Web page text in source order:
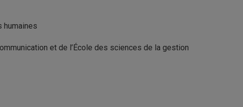
humaines
et de l’École des sciences de la gestion